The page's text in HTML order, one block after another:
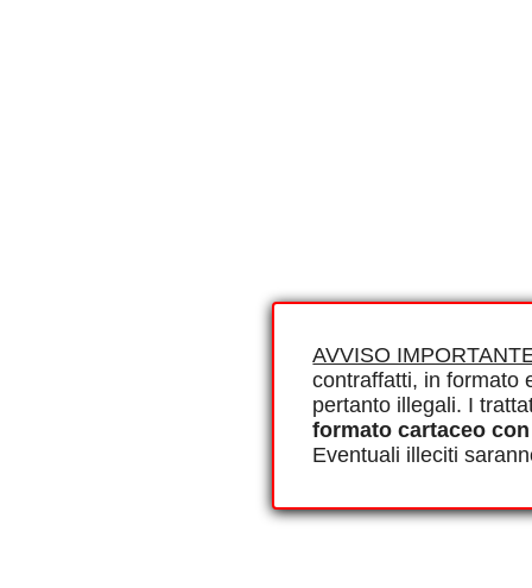
AVVISO
contraffatti, in formato
pertanto illegali. I
formato cartaceo
Eventuali illeciti